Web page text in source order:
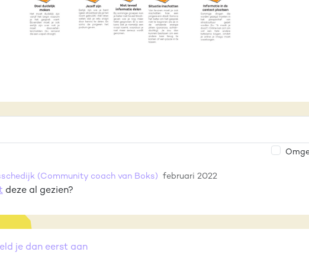
(Community coach van Boks) februari 2022
deze al gezien?
je dan eerst aan